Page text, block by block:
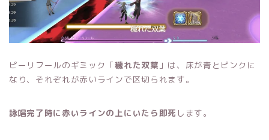
ピーリフールのギミック「穢れた双葉 」は、床が青とピンクに
なり、それぞれが赤いラインで区切られます。
詠唱完了時に赤いラインの上にいたら即死 します。